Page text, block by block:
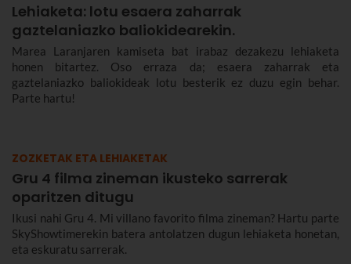
Lehiaketa: lotu esaera zaharrak
gaztelaniazko baliokidearekin.
Marea Laranjaren kamiseta bat irabaz dezakezu lehiaketa
honen bitartez. Oso erraza da; esaera zaharrak eta
gaztelaniazko baliokideak lotu besterik ez duzu egin behar.
Parte hartu!
ZOZKETAK ETA LEHIAKETAK
Gru 4 filma zineman ikusteko sarrerak
oparitzen ditugu
Ikusi nahi Gru 4. Mi villano favorito filma zineman? Hartu parte
SkyShowtimerekin batera antolatzen dugun lehiaketa honetan,
eta eskuratu sarrerak.